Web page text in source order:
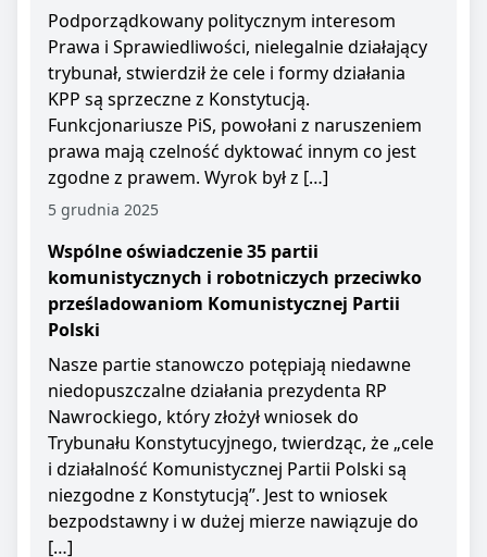
Podporządkowany politycznym interesom
Prawa i Sprawiedliwości, nielegalnie działający
trybunał, stwierdził że cele i formy działania
KPP są sprzeczne z Konstytucją.
Funkcjonariusze PiS, powołani z naruszeniem
prawa mają czelność dyktować innym co jest
zgodne z prawem. Wyrok był z […]
5 grudnia 2025
Wspólne oświadczenie 35 partii
komunistycznych i robotniczych przeciwko
prześladowaniom Komunistycznej Partii
Polski
Nasze partie stanowczo potępiają niedawne
niedopuszczalne działania prezydenta RP
Nawrockiego, który złożył wniosek do
Trybunału Konstytucyjnego, twierdząc, że „cele
i działalność Komunistycznej Partii Polski są
niezgodne z Konstytucją”. Jest to wniosek
bezpodstawny i w dużej mierze nawiązuje do
[…]